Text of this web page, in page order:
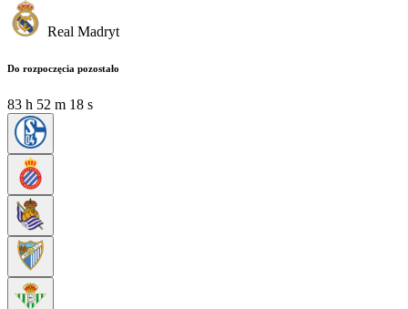
Real Madryt
Do rozpoczęcia pozostało
83 h 52 m 17 s